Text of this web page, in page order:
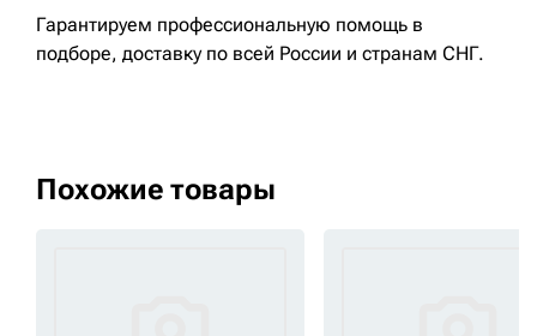
Гарантируем профессиональную помощь в
подборе, доставку по всей России и странам СНГ.
Похожие товары